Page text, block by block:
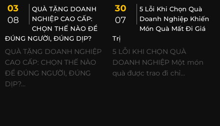
03
08
QUÀ TẶNG DOANH
NGHIỆP CAO CẤP:
CHỌN THẾ NÀO ĐỂ
ĐÚNG NGƯỜI, ĐÚNG DỊP?
QUÀ TẶNG DOANH NGHIỆP
CAO CẤP: CHỌN THẾ NÀO
ĐỂ ĐÚNG NGƯỜI, ĐÚNG
DỊP?...
30
07
5 Lỗi Khi Chọn Quà
Doanh Nghiệp Khiến
Món Quà Mất Đi Giá
Trị
5 LỖI KHI CHỌN QUÀ
DOANH NGHIỆP Một món
quà được trao đi chỉ...